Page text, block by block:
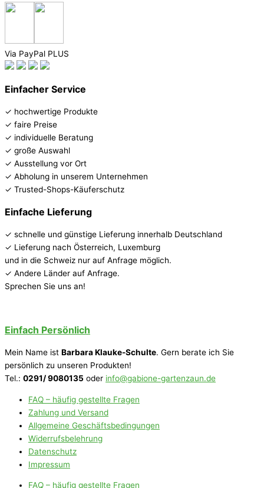
Via PayPal PLUS
Einfacher Service
✓ hochwertige Produkte
✓ faire Preise
✓ individuelle Beratung
✓ große Auswahl
✓ Ausstellung vor Ort
✓ Abholung in unserem Unternehmen
✓ Trusted-Shops-Käuferschutz
Einfache Lieferung
✓ schnelle und günstige Lieferung innerhalb Deutschland
✓ Lieferung nach Österreich, Luxemburg
und in die Schweiz nur auf Anfrage möglich.
✓ Andere Länder auf Anfrage.
Sprechen Sie uns an!
Einfach Persönlich
Mein Name ist Barbara Klauke-Schulte. Gern berate ich Sie
persönlich zu unseren Produkten!
Tel.: 0291/ 9080135 oder info@gabione-gartenzaun.de
FAQ – häufig gestellte Fragen
Zahlung und Versand
Allgemeine Geschäftsbedingungen
Widerrufsbelehrung
Datenschutz
Impressum
FAQ – häufig gestellte Fragen